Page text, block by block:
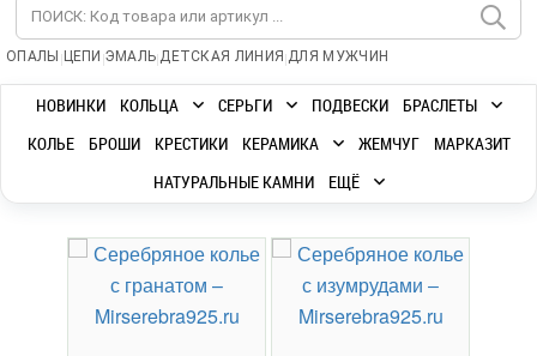
ОПАЛЫ | ЦЕПИ |ЭМАЛЬ|ДЕТСКАЯ ЛИНИЯ |ДЛЯ МУЖЧИН
НОВИНКИ КОЛЬЦА СЕРЬГИ ПОДВЕСКИ
БРАСЛЕТЫ
КОЛЬЕ
БРОШИ КРЕСТИКИ КЕРАМИКА ЖЕМЧУГ
МАРКАЗИТ
НАТУРАЛЬНЫЕ КАМНИ
ЕЩЁ